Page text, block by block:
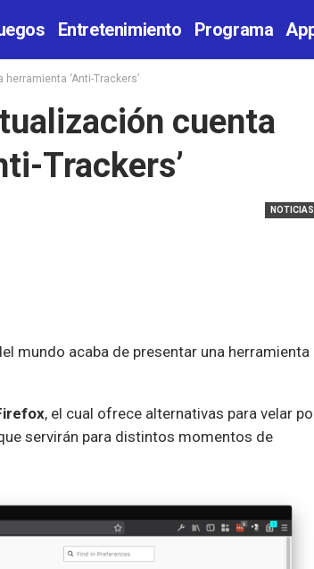
Entretenimiento Programa
‘Anti-Trackers’
cuenta
Trackers’
NOTICIAS
mundo acaba de presentar una herramienta
, el cual ofrece alternativas para velar
servirán para distintos momentos de